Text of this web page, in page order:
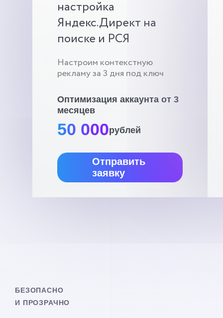
настройка
Яндекс.Директ на
поиске и РСЯ
Настроим контекстную
рекламу за 3 дня под ключ
Оптимизация аккаунта от 3
месяцев
50 000рублей
Отправить
заявку
БЕЗОПАСНО
И ПРОЗРАЧНО